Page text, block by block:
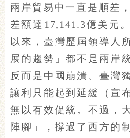
兩岸貿易中一直是順差
差額達17,141.3億美元
以來，臺灣歷屆領導人
展的趨勢」都不是兩岸
反而是中國崩潰、臺灣
讓利只能起到延緩（宣
無以有效促統。不過，
陣腳」，撐過了西方的